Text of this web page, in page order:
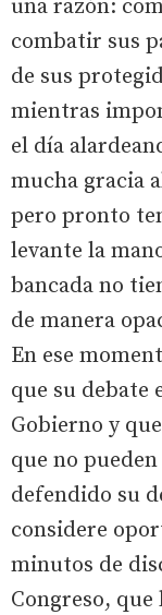
una razón:
combatir sus
de sus
mientras
el día
mucha gracia
pero pronto
levante la
bancada no
de manera
En ese
que su debate
Gobierno y
que no
defendido su
considere
minutos de
Congreso,